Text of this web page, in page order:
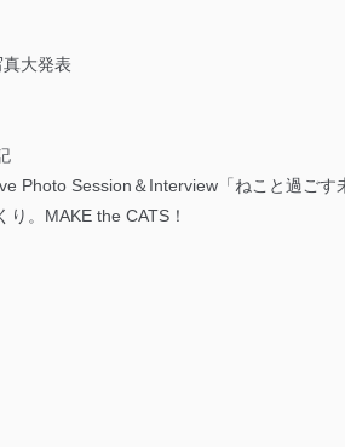
真大発表
Photo Session＆Interview「ねこと過ごす
り。MAKE the CATS！